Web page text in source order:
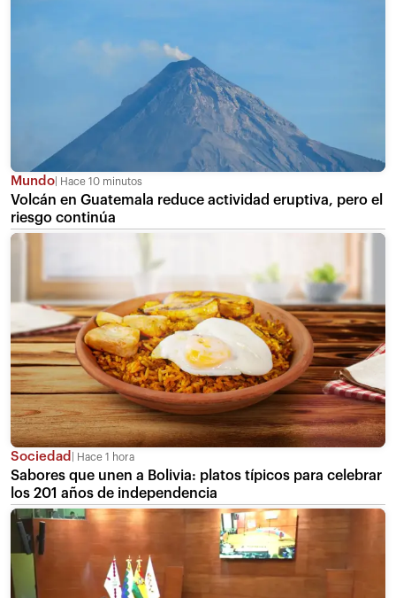
Mundo Hace 10 minutos
Volcán en Guatemala reduce actividad eruptiva, pero el
riesgo continúa
Sociedad Hace 1 hora
Sabores que unen a Bolivia: platos típicos para celebrar
los 201 años de independencia